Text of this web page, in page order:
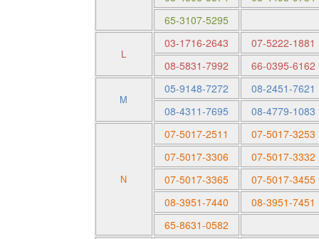
65-3107-5295
L
03-1716-2643
07-5222-1881
08-5831-7992
66-0395-6162
M
05-9148-7272
08-2451-7621
08-4311-7695
08-4779-1083
N
07-5017-2511
07-5017-3253
07-5017-3306
07-5017-3332
07-5017-3365
07-5017-3455
08-3951-7440
08-3951-7451
65-8631-0582